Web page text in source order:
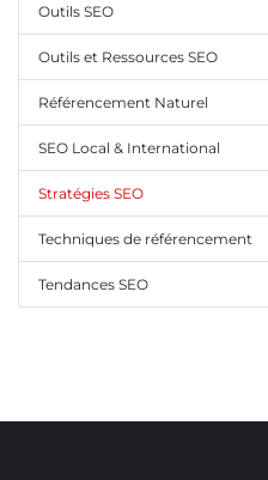
Outils SEO
Outils et Ressources SEO
Référencement Naturel
SEO Local & International
Stratégies SEO
Techniques de référencement
Tendances SEO